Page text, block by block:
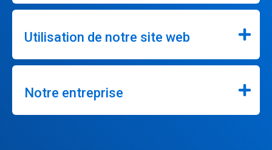
Utilisation de notre site web
Notre entreprise